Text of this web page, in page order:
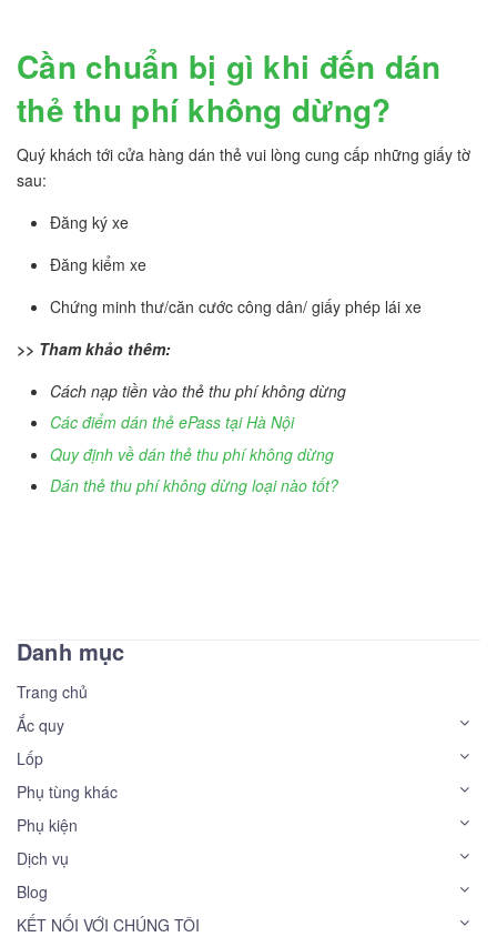
Cần chuẩn bị gì khi đến dán
thẻ thu phí không dừng?
Quý khách tới cửa hàng dán thẻ vui lòng cung cấp những giấy tờ
sau:
Đăng ký xe
Đăng kiểm xe
Chứng minh thư/căn cước công dân/ giấy phép lái xe
>> Tham khảo thêm:
Cách nạp tiền vào thẻ thu phí không dừng
Các điểm dán thẻ ePass tại Hà Nội
Quy định về dán thẻ thu phí không dừng
Dán thẻ thu phí không dừng loại nào tốt?
Danh mục
Trang chủ
Ắc quy
Lốp
Phụ tùng khác
Phụ kiện
Dịch vụ
Blog
KẾT NỐI VỚI CHÚNG TÔI